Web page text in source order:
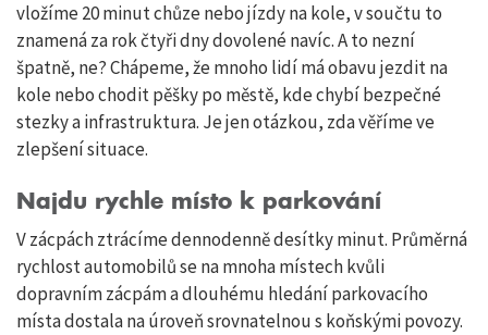
vložíme 20 minut chůze nebo jízdy na kole, v součtu to
znamená za rok čtyři dny dovolené navíc. A to nezní
špatně, ne? Chápeme, že mnoho lidí má obavu jezdit na
kole nebo chodit pěšky po městě, kde chybí bezpečné
stezky a infrastruktura. Je jen otázkou, zda věříme ve
zlepšení situace.
Najdu rychle místo k parkování
V zácpách ztrácíme dennodenně desítky minut. Průměrná
rychlost automobilů se na mnoha místech kvůli
dopravním zácpám a dlouhému hledání parkovacího
místa dostala na úroveň srovnatelnou s koňskými povozy.